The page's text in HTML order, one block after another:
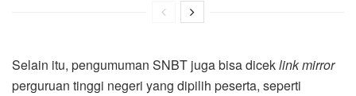
Selain itu, pengumuman SNBT juga bisa diceklink mirror
perguruan tinggi negeri yang dipilih peserta, seperti